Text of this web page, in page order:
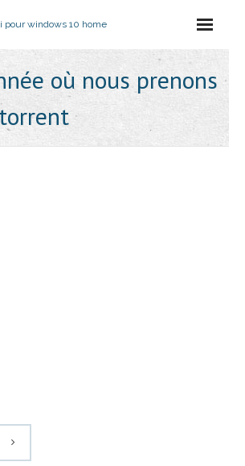
pour windows 10 home
où nous prenons